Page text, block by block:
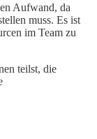
Aufwand, da
muss. Es ist
im Team zu
teilst, die